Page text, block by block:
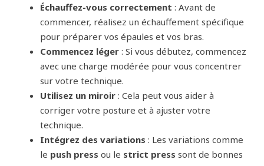
Échauffez-vous correctement : Avant de
commencer, réalisez un échauffement spécifique
pour préparer vos épaules et vos bras.
Commencez léger : Si vous débutez, commencez
avec une charge modérée pour vous concentrer
sur votre technique.
Utilisez un miroir : Cela peut vous aider à
corriger votre posture et à ajuster votre
technique.
Intégrez des variations : Les variations comme
le push press ou le strict press sont de bonnes